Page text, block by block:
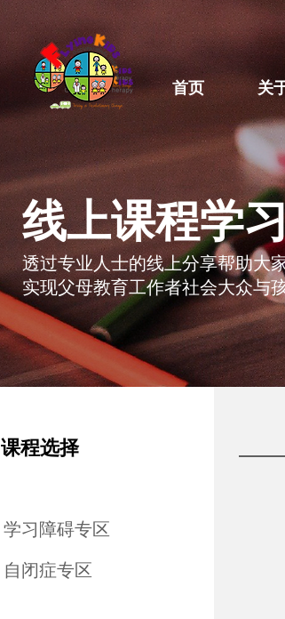
首页 关
课程选择
学习障碍专区
自闭症专区
线上课程学
透过专业人士的线上分享帮助大
实现父母教育工作者社会大众与